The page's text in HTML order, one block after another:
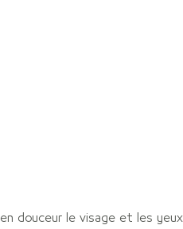
en douceur le visage et les